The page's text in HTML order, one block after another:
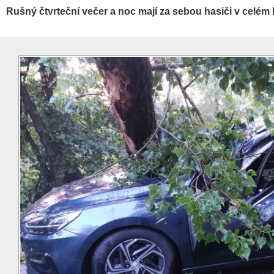
Rušný čtvrteční večer a noc mají za sebou hasiči v celém